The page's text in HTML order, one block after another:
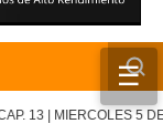
☰
13 | MIERCOLES 5 DE